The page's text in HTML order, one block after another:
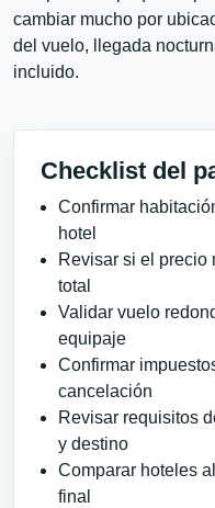
cambiar mucho por
del vuelo, llegada
incluido.
Checklist del
Confirmar
hotel
Revisar si el precio
total
Validar vuelo
equipaje
Confirmar
cancelación
Revisar requisitos
y destino
Comparar hoteles
final